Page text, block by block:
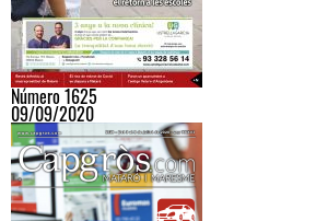
Número 1625
09/09/2020